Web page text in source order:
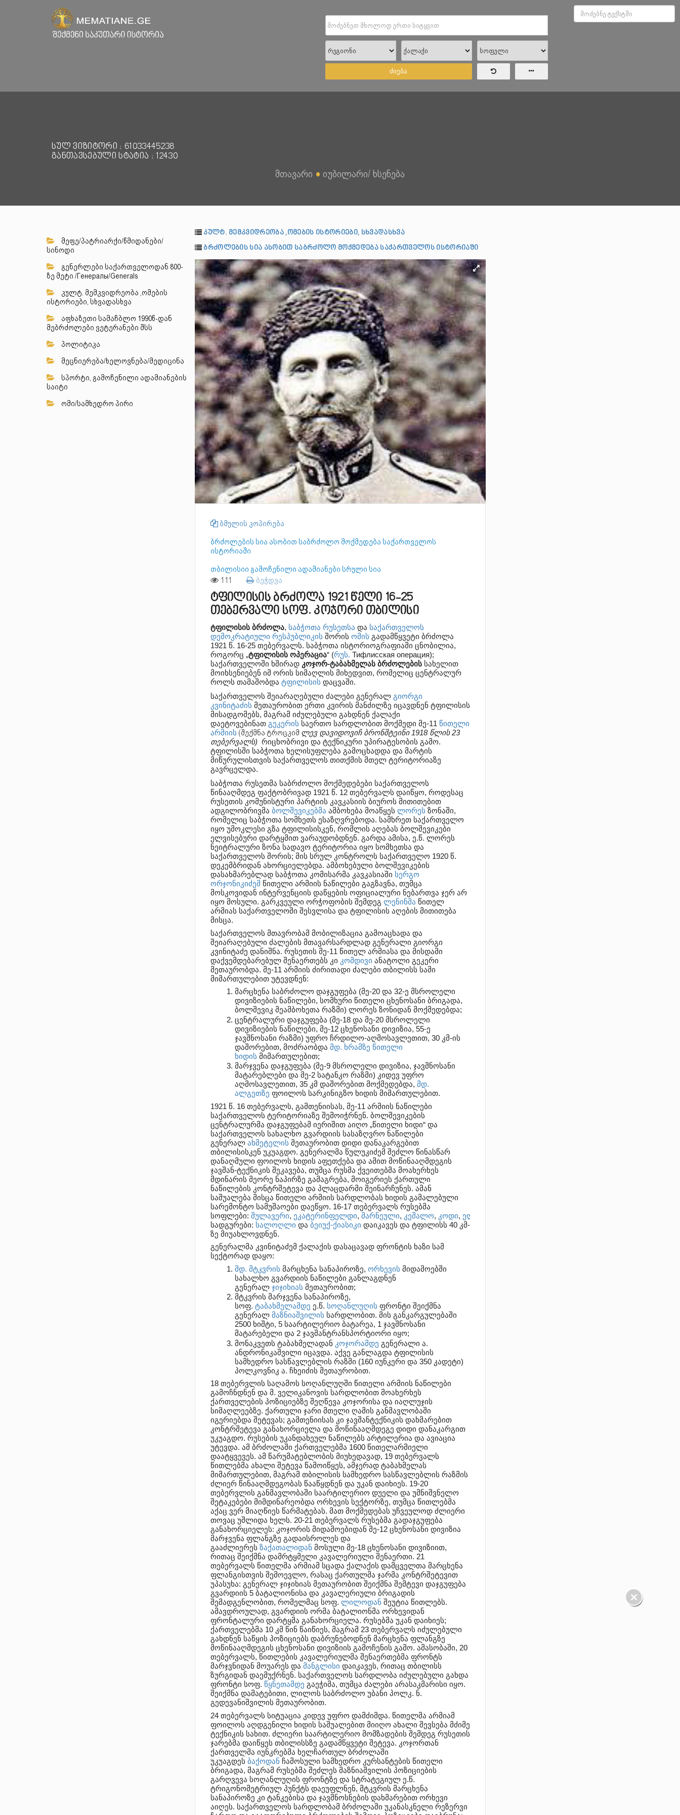
ძიება
სულ ვიზიტორი : 61033445238
განთავსებული სტატია : 12430
მთავარი ● იუბილარი/ ხსენება
მეფე/პატრიარქი/წმიდანები/
სინოდი
გენერლები საქართველოდან 800-
ზე მეტი /Генералы/Generals
კულტ. მემკვიდრეობა ,ომების
ისტორიები, სხვადასხვა
აფხაზეთი სამაჩბლო 1990წ-დან
მებრძოლები ვეტერანები შსს
პოლიტიკა
მეცნიერება/ხელოვნება/მედიცინა
სპორტი, გამოჩენილი ადამიანების
საიტი
ომი/სამხედრო პირი
კულტ. მემკვიდრეობა ,ომების ისტორიები, სხვადასხვა
ბრძოლების სია ასობით საბრძოლო მოქმედება საქართველოს ისტორიაში
ბმულის კოპირება
ბრძოლების სია ასობით საბრძოლო მოქმედება საქართველოს
ისტორიაში
თბილისიი გამოჩენილი ადამიანები სრული სია
111 ბეჭდვა
ტფილისის ბრძოლა 1921 წელი 16-25
თებერვალი სოფ. კოჯორი თბილისი
ტფილისის ბრძოლა, საბჭოთა რუსეთსა და საქართველოს
დემოკრატიული რესპუბლიკის შორის ომის გადამწყვეტი ბრძოლა
1921 წ. 16-25 თებერვალს. საბჭოთა ისტორიოგრაფიაში ცნობილია,
როგორც „ტფილისის ოპერაცია“ (რუს. Тифлисская операция);
საქართველოში ხშირად კოჯორ-ტაბახმელას ბრძოლებისსახელით
მოიხსენიებენ იმ ორის სიმაღლის მიხედვით, რომელიც ცენტრალურ
როლს თამაშობდა ტფილისის დაცვაში.
საქართველოს შეიარაღებული ძალები გენერალ გიორგი
კვინიტაძის მეთაურობით ერთი კვირის მანძილზე იცავდნენ ტფილისის
მისადგომებს, მაგრამ იძულებული გახდნენ ქალაქი
დაეტოვებინათ გეკერის საერთო სარდლობით მოქმედი მე-11 წითელი
არმიის (შექმნა ტროცკიმ ლევ დავიდოვიჩ ბრონშტეინი 1918 წლის 23
თებერვალს) რიცხობრივი და ტექნიკური უპირატესობის გამო.
ტფილისში საბჭოთა ხელისუფლება გამოცხადდა და მარტის
მიწურულისთვის საქართველოს თითქმის მთელ ტერიტორიაზე
გავრცელდა.
საბჭოთა რუსეთმა საბრძოლო მოქმედებები საქართველოს
წინააღმდეგ ფაქტობრივად 1921 წ. 12 თებერვალს დაიწყო, როდესაც
რუსეთის კომუნისტური პარტიის კავკასიის ბიუროს მითითებით
ადგილობრივმა ბოლშევიკებმა ამბოხება მოაწყეს ლორეს ზონაში,
რომელიც საბჭოთა სომხეთს ესაზღვრებოდა. სამხრეთ საქართველო
იყო უმოკლესი გზა ტფილისისკენ, რომლის აღებას ბოლშევიკები
ელვისებური დარტყმით ვარაუდობდნენ. გარდა ამისა, ე.წ. ლორეს
ნეიტრალური ზონა სადავო ტერიტორია იყო სომხეთსა და
საქართველოს შორის; მის სრულ კონტროლს საქართველო 1920 წ.
დეკემბრიდან ახორციელებდა. ამბოხებული ბოლშევიკების
დასახმარებლად საბჭოთა კომისარმა კავკასიაში სერგო
ორჯონიკიძემ წითელი არმიის ნაწილები გაგზავნა, თუმცა
მოსკოვიდან ინტერვენციის დაწყების ოფიციალური ნებართვა ჯერ არ
იყო მოსული. გარკვეული ორჭოფობის შემდეგ ლენინმა წითელ
არმიას საქართველოში შესვლისა და ტფილისის აღების მითითება
მისცა.
საქართველოს მთავრობამ მობილიზაცია გამოაცხადა და
შეიარაღებული ძალების მთავარსარდლად გენერალი გიორგი
კვინიტაძე დანიშნა. რუსეთის მე-11 წითელ არმიასა და მისდამი
დაქვემდებარებულ შენაერთებს კი კომდივი ანატოლი გეკერი
მეთაურობდა. მე-11 არმიის ძირითადი ძალები თბილისს სამი
მიმართულებით უტევდნენ:
მარცხენა საბრძოლო დაჯგუფება (მე-20 და 32-ე მსროლელი
დივიზიების ნაწილები, სომხური წითელი ცხენოსანი ბრიგადა,
ბოლშევიკ მეამბოხეთა რაზმი) ლორეს ზონიდან მოქმედებდა;
ცენტრალური დაჯგუფება (მე-18 და მე-20 მსროლელი
დივიზიების ნაწილები, მე-12 ცხენოსანი დივიზია, 55-ე
ჯავშნოსანი რაზმი) უფრო ჩრდილო-აღმოსავლეთით, 30 კმ-ის
დაშორებით, მოძრაობდა მდ. ხრამზე წითელი
ხიდის მიმართულებით;
მარჯვენა დაჯგუფება (მე-9 მსროლელი დივიზია, ჯავშნოსანი
მატარებლები და მე-2 სატანკო რაზმი) კიდევ უფრო
აღმოსავლეთით, 35 კმ დაშორებით მოქმედებდა, მდ.
ალგეთზე ფოილოს სარკინიგზო ხიდის მიმართულებით.
1921 წ. 16 თებერვალს, გამთენიისას, მე-11 არმიის ნაწილები
საქართველოს ტერიტორიაზე შემოიჭრნენ. ბოლშევიკების
ცენტრალურმა დაჯგუფებამ იერიშით აიღო „წითელი ხიდი“ და
საქართველოს სახალხო გვარდიის სასაზღვრო ნაწილები
გენერალ ახმეტელის მეთაურობით დიდი დანაკარგებით
თბილისისკენ უკუაგდო. გენერალმა წულუკიძემ შეძლო წინასწარ
დანაღმული ფოილოს ხიდის აფეთქება და ამით მოწინააღმდეგის
ჯავშან-ტექნიკის შეკავება, თუმცა რუსმა ქვეითებმა მოახერხეს
მდინარის მეორე ნაპირზე გამაგრება, მოიგერიეს ქართული
ნაწილების კონტრშეტევა და პლაცდარმი შეინარჩუნეს. ამან
საშუალება მისცა წითელი არმიის სარდლობას ხიდის გამალებული
სარემონტო სამუშაოები დაეწყო. 16-17 თებერვალს რუსებმა
სოფლები: შულავერი, ეკატერინფელდი, მარნეული, კეშალო, კოდი, ელიზაბეტალი
სადგურები: სალოღლი და ბეიუქ-ქიასიკი დაიკავეს და ტფილისს 40 კმ-
ზე მიუახლოვდნენ.
გენერალმა კვინიტაძემ ქალაქის დასაცავად ფრონტის ხაზი სამ
სექტორად დაყო:
მდ. მტკვრის მარცხენა სანაპიროზე, ორხევის მიდამოებში
სახალხო გვარდიის ნაწილები განლაგდნენ
გენერალ ჯიჯიხიას მეთაურობით;
მტკვრის მარჯვენა სანაპიროზე,
სოფ. ტაბახმელამდე ე.წ. სოღანლუღის ფრონტი შეიქმნა
გენერალ მაზნიაშვილის სარდლობით. მის განკარგულებაში
2500 ხიშტი, 5 საარტილერიო ბატარეა, 1 ჯავშნოსანი
მატარებელი და 2 ჯავშანტრანსპორტიორი იყო;
მონაკვეთს ტაბახმელადან კოჯორამდე გენერალი ა.
ანდრონიკაშვილი იცავდა. აქვე განლაგდა ტფილისის
სამხედრო სასწავლებლის რაზმი (160 იუნკერი და 350 კადეტი)
პოლკოვნიკ ა. ჩხეიძის მეთაურობით.
18 თებერვლის საღამოს სოღანლუღში წითელი არმიის ნაწილები
გამოჩნდნენ და მ. ველიკანოვის სარდლობით მოახერხეს
ქართველების პოზიციებზე შეღწევა კოჯორისა და იაღლუჯის
სიმაღლეებზე. ქართული ჯარი მთელი ღამის განმავლობაში
იგერიებდა შეტევას; გამთენიისას კი ჯავშანტექნიკის დახმარებით
კონტრშეტევა განახორციელა და მოწინააღმდეგე დიდი დანაკარგით
უკუაგდო. რუსების უკანდახეულ ნაწილებს არტილერია და ავიაცია
უტევდა. ამ ბრძოლაში ქართველებმა 1600 წითელარმიელი
დაატყვევეს. ამ წარუმატებლობის მიუხედავად, 19 თებერვალს
წითლებმა ახალი შეტევა წამოიწყეს, ამჯერად ტაბახმელას
მიმართულებით, მაგრამ თბილისის სამხედრო სასწავლებლის რაზმის
ძლიერ წინააღმდეგობას წააწყდნენ და უკან დაიხიეს. 19-20
თებერვლის განმავლობაში საარტილერიო დუელი და უმნიშვნელო
შეტაკებები მიმდინარეობდა ორხევის სექტორზე, თუმცა წითლებმა
აქაც ვერ მიაღწიეს წარმატებას. მათ მოქმედებას უჩვეულოდ ძლიერი
თოვაც უშლიდა ხელს. 20-21 თებერვალს რუსებმა გადაჯგუფება
განახორციელეს: კოჯორის მიდამოებიდან მე-12 ცხენოსანი დივიზია
მარჯვენა ფლანგზე გადაისროლეს და
გააძლიერეს ზაქათალიდან მოსული მე-18 ცხენოსანი დივიზიით,
რითაც შეიქმნა დამრტყმელი კავალერიული შენაერთი. 21
თებერვალს წითელმა არმიამ სცადა ქალაქის დამცველთა მარცხენა
ფლანგისთვის შემოევლო, რასაც ქართულმა ჯარმა კონტრშეტევით
უპასუხა: გენერალ ჯიჯიხიას მეთაურობით შეიქმნა შემტევი დაჯგუფება
გვარდიის 5 ბატალიონისა და კავალერიული ბრიგადის
შემადგენლობით, რომელმაც სოფ. ლილოდან შეუტია წითლებს.
ამავდროულად, გვარდიის ორმა ბატალიონმა ორხევიდან
ფრონტალური დარტყმა განახორციელა. რუსებმა უკან დაიხიეს;
ქართველებმა 10 კმ წინ წაიწიეს, მაგრამ 23 თებერვალს იძულებული
გახდნენ საწყის პოზიციებს დაბრუნებოდნენ მარცხენა ფლანგზე
მოწინააღმდეგის ცხენოსანი დივიზიის გამოჩენის გამო. ამასობაში, 20
თებერვალს, წითლების კავალერიულმა შენაერთებმა ფრონტს
მარჯვნიდან მოუარეს და მანგლისი დაიკავეს, რითაც თბილისს
ზურგიდან დაემუქრნენ. საქართველოს სარდლობა იძულებული გახდა
ფრონტი სოფ. წყნეთამდე გაეჭიმა, თუმცა ძალები არასაკმარისი იყო.
შეიქმნა დამატებითი, ლილოს საბრძოლო უბანი პოლკ. ნ.
გედევანიშვილის მეთაურობით.
24 თებერვალს სიტუაცია კიდევ უფრო დამძიმდა. წითელმა არმიამ
ფოილოს აღდგენილი ხიდის საშუალებით მიიღო ახალი შევსება მძიმე
ტექნიკის სახით. ძლიერი საარტილერიო მომზადების შემდეგ რუსეთის
ჯარებმა დაიწყეს თბილისსზე გადამწყვეტი შეტევა. კოჯორთან
ქართველმა იუნკრებმა ხელჩართულ ბრძოლაში
უკუაგდეს ბაქოდან ჩამოსული სამხედრო კურსანტების წითელი
ბრიგადა, მაგრამ რუსებმა შეძლეს მაზნიაშვილის პოზიციების
გარღვევა სოღანლუღის ფრონტზე და სტრატეგიულ ე.წ.
ტრიგონომეტრიულ პუნქტს დაეუფლნენ, მტკვრის მარცხენა
სანაპიროზე კი ტანკებისა და ჯავშნოსნების დახმარებით ორხევი
აიღეს. საქართველოს სარდლობამ ბრძოლაში უკანასკნელი რეზერვი